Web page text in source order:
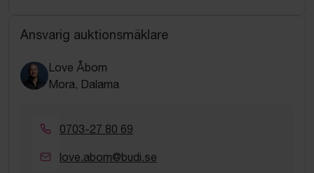
Ansvarig auktionsmäklare
Love Åbom
Mora, Dalarna
0703-27 80 69
love.abom@budi.se